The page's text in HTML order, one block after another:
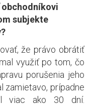
subjekte
že právo obrátiť
využiť po tom, čo
porušenia jeho
zamietavo, prípadne
viac ako 30 dní.